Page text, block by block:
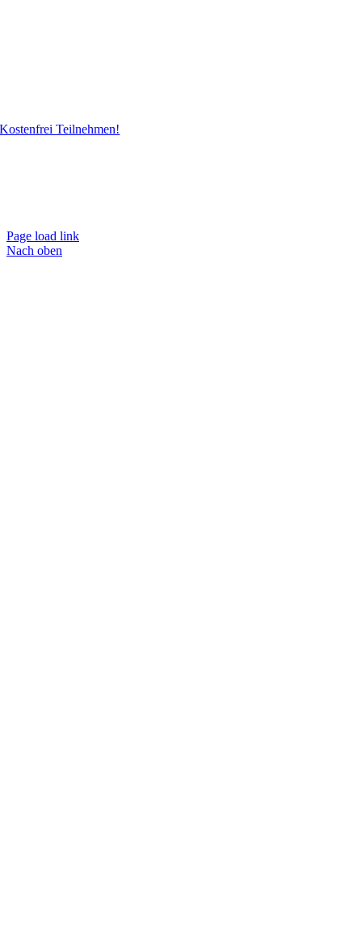
Kostenfrei Teilnehmen!
Page load link
Nach oben